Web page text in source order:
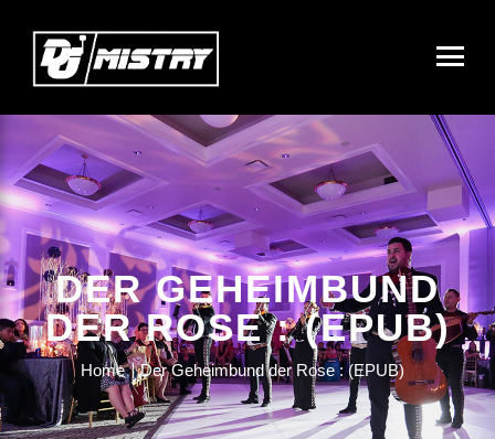
DER GEHEIMBUND
DER ROSE : (EPUB)
Home Der Geheimbund der Rose : (EPUB)